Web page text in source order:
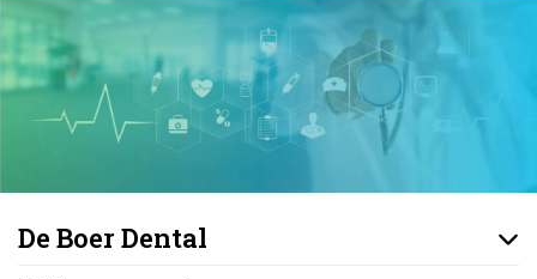
De Boer Dental